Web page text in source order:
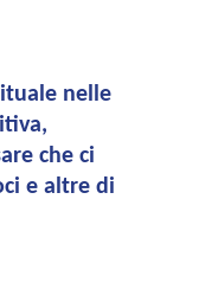
nelle
che ci
e altre di